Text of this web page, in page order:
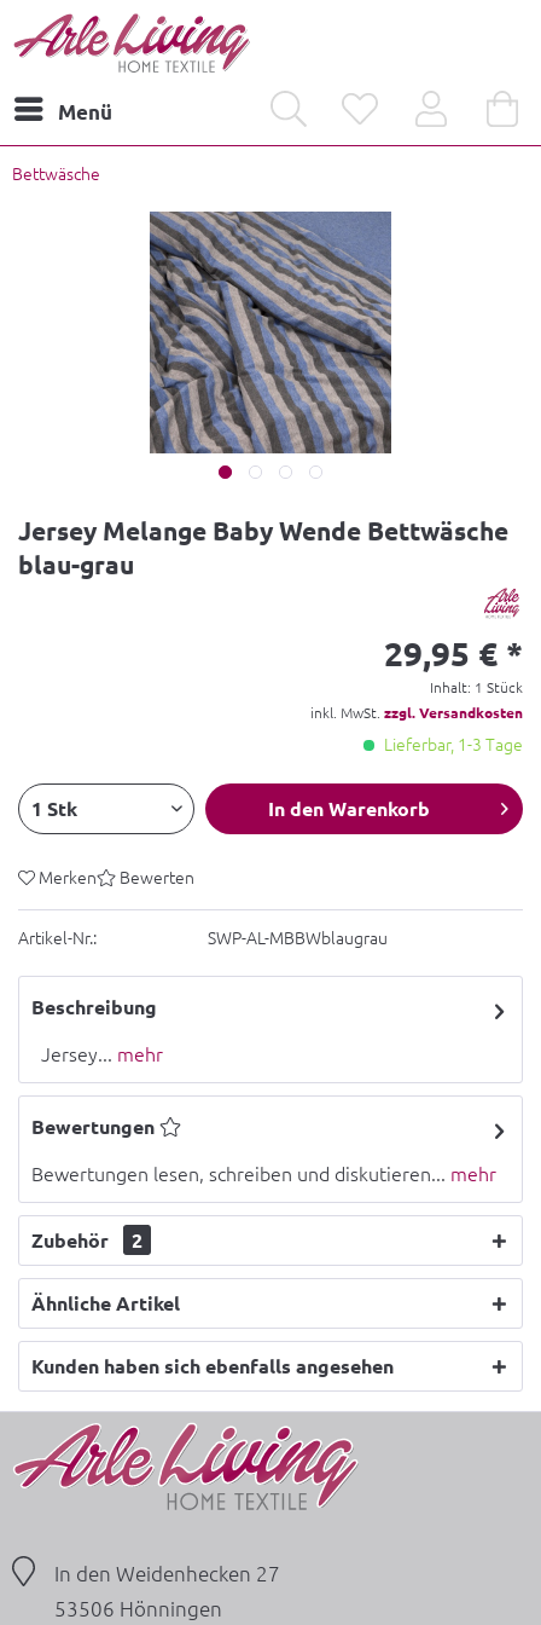
Menü
Bettwäsche
Jersey Melange Baby Wende Bettwäsche
blau-grau
29,95 € *
Inhalt: 1 Stück
inkl. MwSt. zzgl. Versandkosten
Lieferbar, 1-3 Tage
In den Warenkorb
Merken Bewerten
Artikel-Nr.: SWP-AL-MBBWblaugrau
Beschreibung
Jersey... mehr
Bewertungen
Bewertungen lesen, schreiben und diskutieren... mehr
Zubehör 2
Ähnliche Artikel
Kunden haben sich ebenfalls angesehen
In den Weidenhecken 27
53506 Hönningen